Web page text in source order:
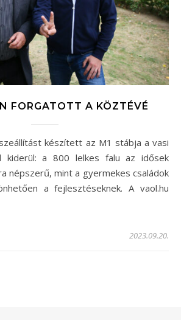
FORGATOTT A KÖZTÉVÉ
kiderül: a 800 lelkes falu az idősek
népszerű, mint a gyermekes családok
a fejlesztéseknek. A vaol.hu
2023.09.20.